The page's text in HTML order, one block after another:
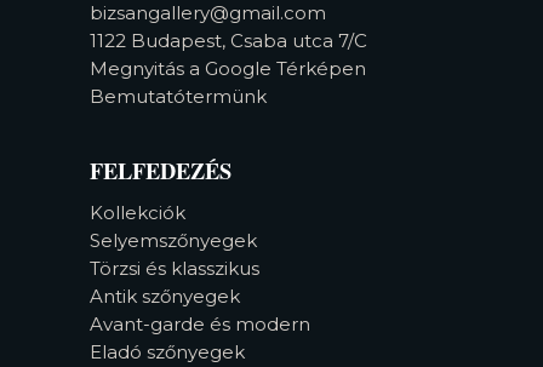
bizsangallery@gmail.com
1122 Budapest, Csaba utca 7/C
Megnyitás a Google Térképen
Bemutatótermünk
FELFEDEZÉS
Kollekciók
Selyemszőnyegek
Törzsi és klasszikus
Antik szőnyegek
Avant-garde és modern
Eladó szőnyegek